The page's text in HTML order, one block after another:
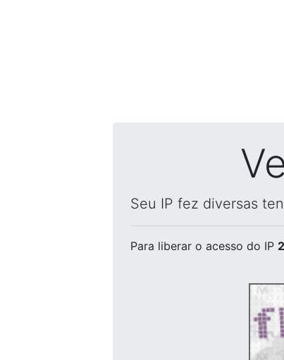
Seu IP fez diversas
Para liberar o acesso do IP